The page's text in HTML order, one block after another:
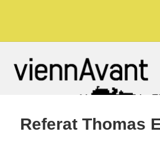
Referat Thomas